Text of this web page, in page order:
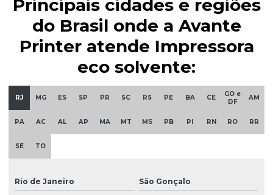
Filtro de tinta para impressoras
Impressão de adesivos para carros
Impressão eco solvente
Impressão de rótulos personalizados
Impressão em tecidos tratados
Impressão em vinil eco solvente
Principais cidades e regiões
do Brasil onde a Avante
Printer atende Impressora
eco solvente:
RJ MG ES SP PR SC RS PE BA CE
GO e
DF
AM
PA AC AL AP MA MT MS PB PI RN RO RR
SE TO
Rio de Janeiro São Gonçalo